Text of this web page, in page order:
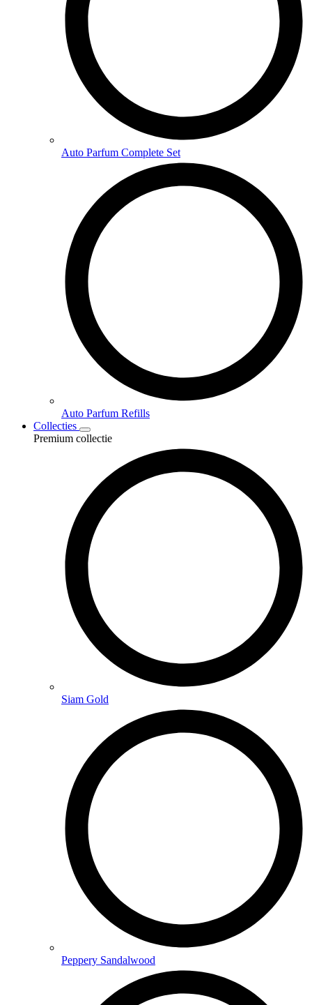
Auto Parfum Complete Set
Auto Parfum Refills
Collecties
Premium collectie
Siam Gold
Peppery Sandalwood